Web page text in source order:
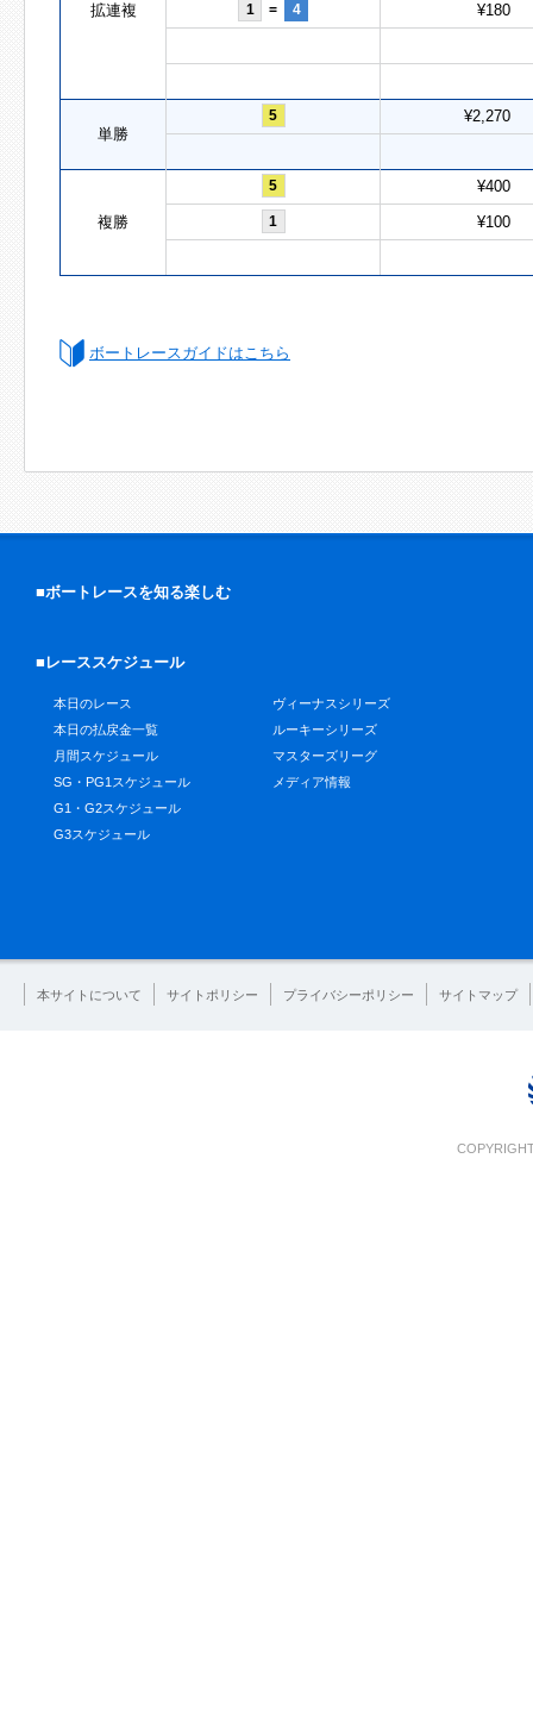
拡連複 1 = 4 ¥180
単勝
5 ¥2,270
複勝
5 ¥400
1 ¥100
ボートレースガイドはこちら
■ボートレースを知る楽しむ
■レーススケジュール
本日のレース
本日の払戻金一覧
月間スケジュール
SG・PG1スケジュール
G1・G2スケジュール
G3スケジュール
ヴィーナスシリーズ
ルーキーシリーズ
マスターズリーグ
メディア情報
本サイトについて サイトポリシー プライバシーポリシー サイトマップ